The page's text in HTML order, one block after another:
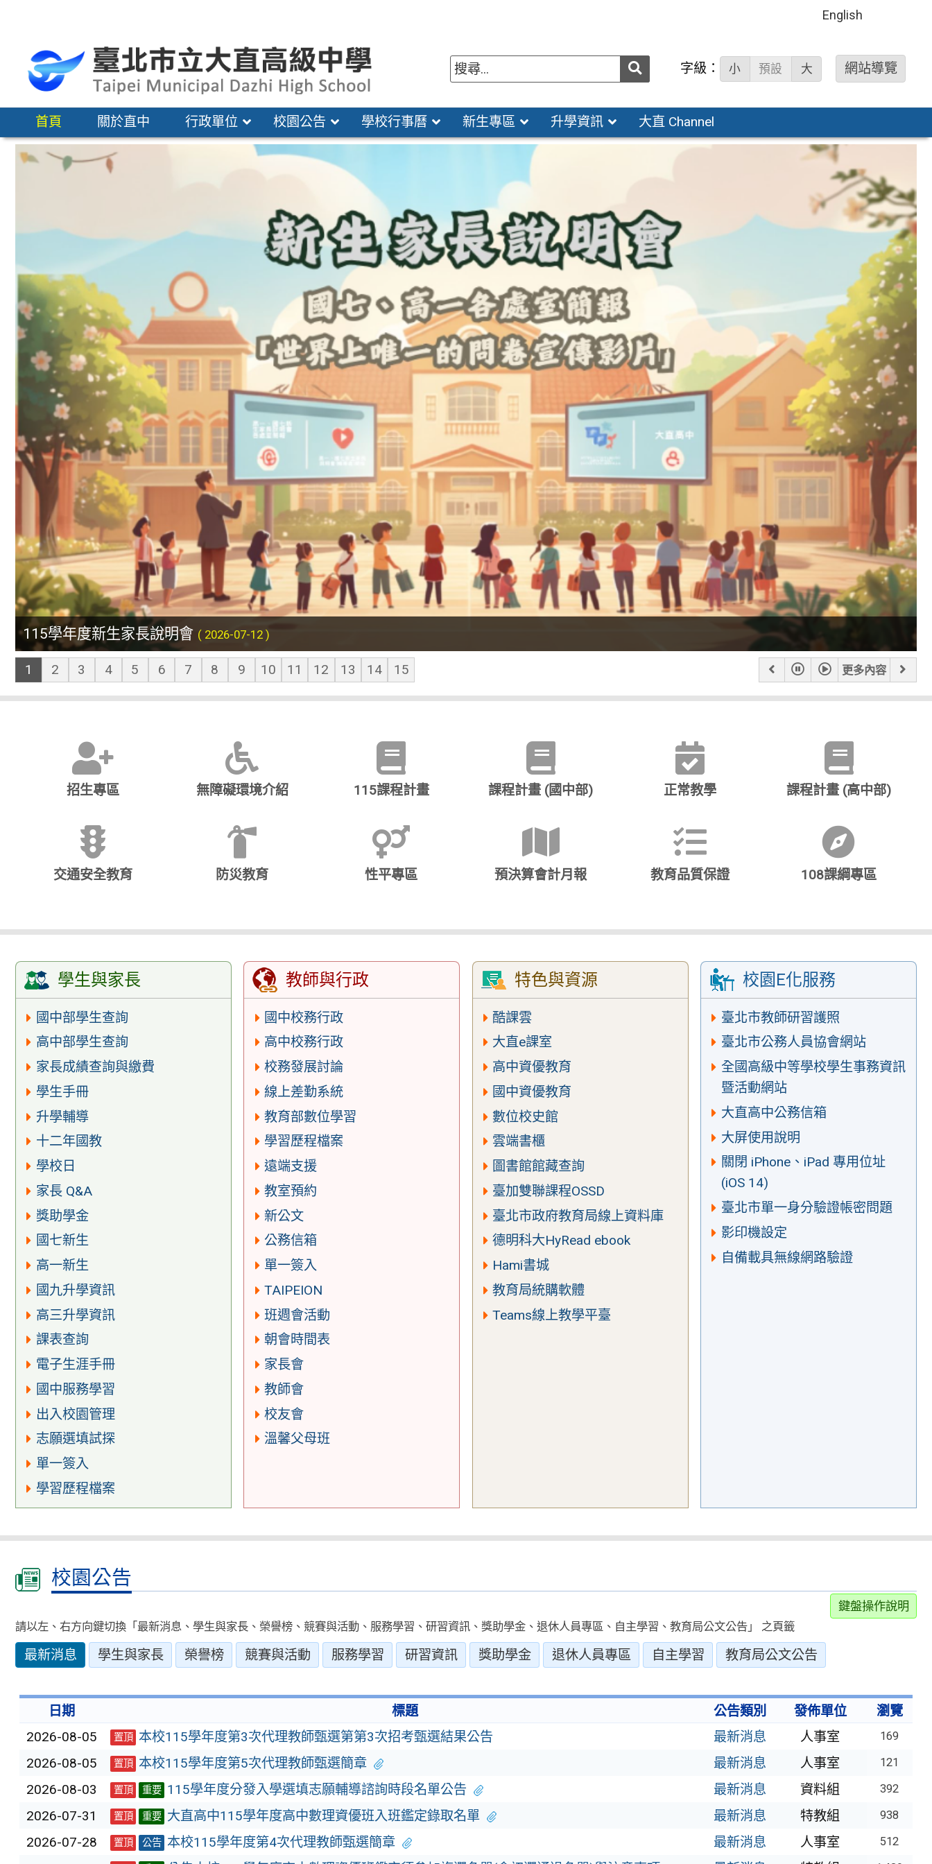
區
English
送出 字級： 小 預設 大 網站導覽
首頁 關於直中 行政單位 校園公告 學校行事曆 新生專區 升學資訊 大直 Channel
115學年度新生家長說明會 ( 2026-07-12 )
暑期辦理兵役折抵、補發畢業證書、申請成績單、休學轉學等作業時間調整
[友善]臺北市立大直高級中學 115年暑假期間學生活動安全注意事項
115學年升國七、八暑假自主學習提醒
115學年度分發入學選填志願輔導講座與諮詢輔導
115學年度大直管樂團現正招生中！！！
115學年度大直高中基北免分發結果與高一新生報到序號
115度暑期雙語夏令營大直高中國中部之「島嶼遊歷記」錄取名單及行前注意事項
賀！本校龍舟隊參加2026臺北國際龍舟錦標賽榮獲小型龍舟高中職組第五名！！
大直女籃暑訓跟練!!歡迎國七及高一新生加入我們的行列
恭賀大直高中溫馨父母班榮獲臺北市115年度「推展家庭教育獎勵」活動佳作獎
重要!!! 115學年度國七新生智力測驗位置說明
賀!!本校高中部孟O浵同學榮獲 THE 6TH HANOI STARS OPEN PRO.G CUP CHAMPIONSHIP WDSF Open Standard Solo Female Youth 2nd
Place 、THE 6TH HANOI STARS OPEN PRO.G CUP CHAMPIONSHIP WDSF Open Standard Solo Female Adult 3rd Place
賀!!本校國中部李O瑾同學參加115年全國中等學校運動會榮獲網球國女組單打賽第5名
賀709鄭0夫同學榮獲114學年度臺灣手語遠距成果競賽【手的故事，心的聲音】國中組決賽甲等
1 2 3 4 5 6 7 8 9 10 11 12 13 14 15
上
暫
播更多內容
招生專區 無障礙環境介紹 115課程計畫 課程計畫 (國中部) 正常教學 課程計畫 (高中部)
交通安全教育 防災教育 性平專區 預決算會計月報 教育品質保證 108課綱專區
學生與家長
國中部學生查詢
高中部學生查詢
家長成績查詢與繳費
學生手冊
升學輔導
十二年國教
學校日
家長 Q&A
獎助學金
國七新生
高一新生
國九升學資訊
高三升學資訊
課表查詢
電子生涯手冊
國中服務學習
出入校園管理
志願選填試探
單一簽入
學習歷程檔案
教師與行政
國中校務行政
高中校務行政
校務發展討論
線上差勤系統
教育部數位學習
學習歷程檔案
遠端支援
教室預約
新公文
公務信箱
單一簽入
TAIPEION
班週會活動
朝會時間表
家長會
教師會
校友會
溫馨父母班
特色與資源
酷課雲
大直e課室
高中資優教育
國中資優教育
數位校史館
雲端書櫃
圖書館館藏查詢
臺加雙聯課程OSSD
臺北市政府教育局線上資料庫
德明科大HyRead ebook
Hami書城
教育局統購軟體
Teams線上教學平臺
校園E化服務
臺北市教師研習護照
臺北市公務人員協會網站
全國高級中等學校學生事務資訊
暨活動網站
大直高中公務信箱
大屏使用說明
關閉 iPhone、iPad 專用位址
(iOS 14)
臺北市單一身分驗證帳密問題
影印機設定
自備載具無線網路驗證
校園公告
鍵盤操作說明
請以左、右方向鍵切換「最新消息、學生與家長、榮譽榜、競賽與活動、服務學習、研習資訊、獎助學金、退休人員專區、自主學習、教育局公文公告」 之頁籤
最新消息 學生與家長 榮譽榜 競賽與活動 服務學習 研習資訊 獎助學金 退休人員專區 自主學習 教育局公文公告
日期 標題 公告類別 發佈單位
瀏覽
2026-08-05
置頂 本校115學年度第3次代理教師甄選第第3次招考甄選結果公告 最新消息 人事室 169
2026-08-05 置頂 本校115學年度第5次代理教師甄選簡章 最新消息 人事室 121
2026-08-03 置頂 重要 115學年度分發入學選填志願輔導諮詢時段名單公告 最新消息 資料組 392
2026-07-31 置頂 重要 大直高中115學年度高中數理資優班入班鑑定錄取名單 最新消息 特教組 938
2026-07-28 置頂 公告 本校115學年度第4次代理教師甄選簡章 最新消息 人事室 512